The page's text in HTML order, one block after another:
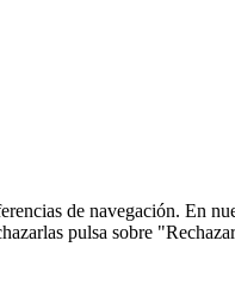
de navegación. En
pulsa sobre